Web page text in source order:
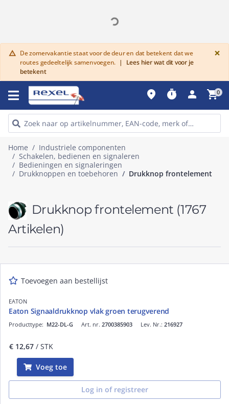
warning De zomervakantie staat voor de deur en dat betekent dat we
routes gedeeltelijk samenvoegen. |
Lees hier wat dit voor je
betekent
×
place timer person shopping_cart0
Home
Industriele componenten
Schakelen, bedienen en signaleren
Bedieningen en signaleringen
Drukknoppen en toebehoren
Drukknop frontelement
Drukknop frontelement (1767
Artikelen)
Toevoegen aan bestellijst
EATON
Eaton Signaaldrukknop vlak groen terugverend
Art. nr. 2700385903
Producttype: M22-DL-G Lev. Nr.: 216927
€ 12,67 / STK
Voeg toe
Log in of registreer